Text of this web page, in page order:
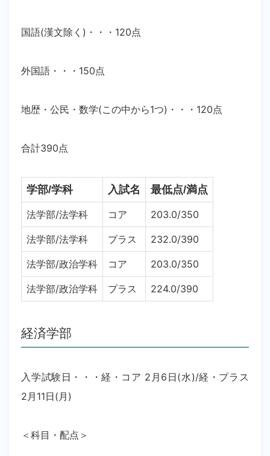
国語(漢文除く)・・・120点
外国語・・・150点
地歴・公民・数学(この中から1つ)・・・120点
合計390点
学部/学科 入試名 最低点/満点
法学部/法学科 コア 203.0/350
法学部/法学科 プラス 232.0/390
法学部/政治学科 コア 203.0/350
法学部/政治学科 プラス 224.0/390
経済学部
入学試験日・・・経・コア 2月6日(水)/経・プラス
2月11日(月)
＜科目・配点＞